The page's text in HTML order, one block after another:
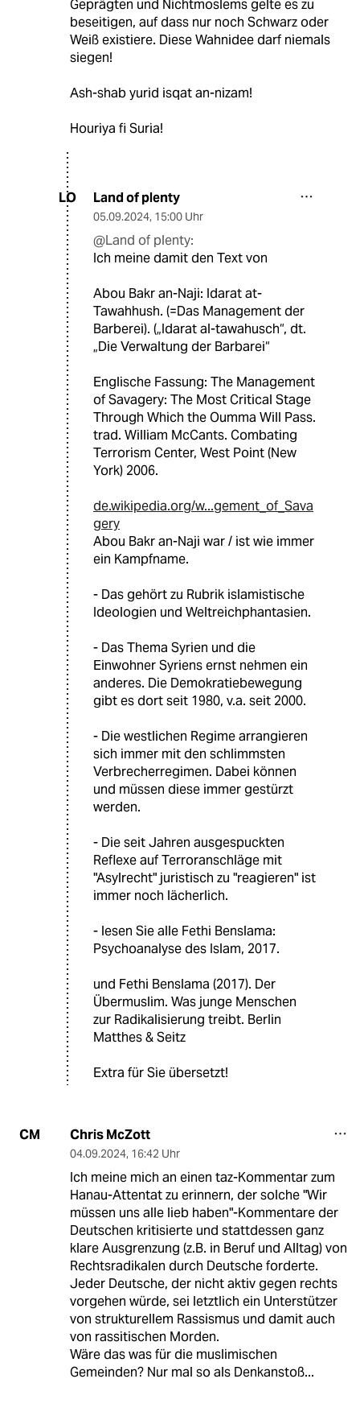
Geprägten und Nichtmoslems gelte es zu
beseitigen, auf dass nur noch Schwarz oder
Weiß existiere. Diese Wahnidee darf niemals
siegen!
Ash-shab yurid isqat an-nizam!
Houriya fi Suria!
LO Land of plenty
05.09.2024, 15:00 Uhr
@Land of plenty:
Ich meine damit den Text von
Abou Bakr an-Naji: Idarat at-
Tawahhush. (=Das Management der
Barberei). („Idarat al-tawahusch“, dt.
„Die Verwaltung der Barbarei“
Englische Fassung: The Management
of Savagery: The Most Critical Stage
Through Which the Oumma Will Pass.
trad. William McCants. Combating
Terrorism Center, West Point (New
York) 2006.
de.wikipedia.org/w...gement_of_Sava
gery
Abou Bakr an-Naji war / ist wie immer
ein Kampfname.
- Das gehört zu Rubrik islamistische
Ideologien und Weltreichphantasien.
- Das Thema Syrien und die
Einwohner Syriens ernst nehmen ein
anderes. Die Demokratiebewegung
gibt es dort seit 1980, v.a. seit 2000.
- Die westlichen Regime arrangieren
sich immer mit den schlimmsten
Verbrecherregimen. Dabei können
und müssen diese immer gestürzt
werden.
- Die seit Jahren ausgespuckten
Reflexe auf Terroranschläge mit
"Asylrecht" juristisch zu "reagieren" ist
immer noch lächerlich.
- lesen Sie alle Fethi Benslama:
Psychoanalyse des Islam, 2017.
und Fethi Benslama (2017). Der
Übermuslim. Was junge Menschen
zur Radikalisierung treibt. Berlin
Matthes & Seitz
Extra für Sie übersetzt!
CM Chris McZott
04.09.2024, 16:42 Uhr
Ich meine mich an einen taz-Kommentar zum
Hanau-Attentat zu erinnern, der solche "Wir
müssen uns alle lieb haben"-Kommentare der
Deutschen kritisierte und stattdessen ganz
klare Ausgrenzung (z.B. in Beruf und Alltag) von
Rechtsradikalen durch Deutsche forderte.
Jeder Deutsche, der nicht aktiv gegen rechts
vorgehen würde, sei letztlich ein Unterstützer
von strukturellem Rassismus und damit auch
von rassitischen Morden.
Wäre das was für die muslimischen
Gemeinden? Nur mal so als Denkanstoß...